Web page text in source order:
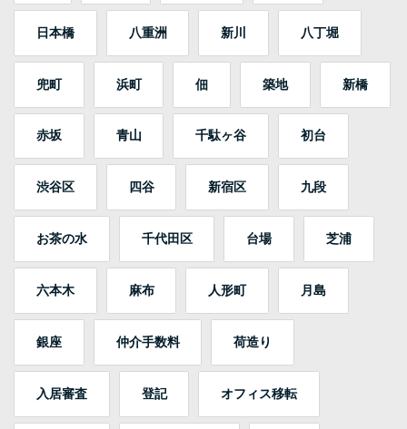
日本橋 八重洲 新川 八丁堀
兜町 浜町 佃 築地 新橋
赤坂 青山 千駄ヶ谷 初台
渋谷区 四谷 新宿区 九段
お茶の水 千代田区 台場 芝浦
六本木 麻布 人形町 月島
銀座 仲介手数料 荷造り
入居審査 登記 オフィス移転